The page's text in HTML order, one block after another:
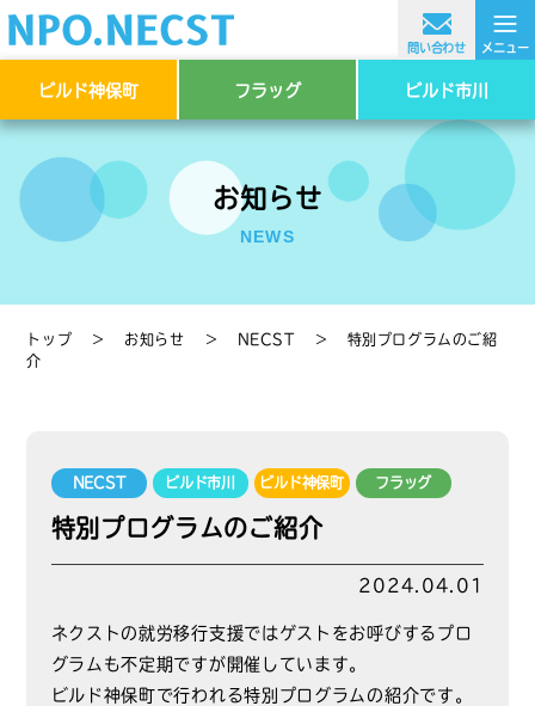
≡
メニュー
問い合わせ
ビルド神保町 フラッグ ビルド市川
お知らせ
NEWS
トップ ＞ お知らせ ＞ NECST＞ 特別プログラムのご紹
介
NECST ビルド市川 ビルド神保町 フラッグ
特別プログラムのご紹介
2024.04.01
ネクストの就労移行支援ではゲストをお呼びするプロ
グラムも不定期ですが開催しています。
ビルド神保町で行われる特別プログラムの紹介です。